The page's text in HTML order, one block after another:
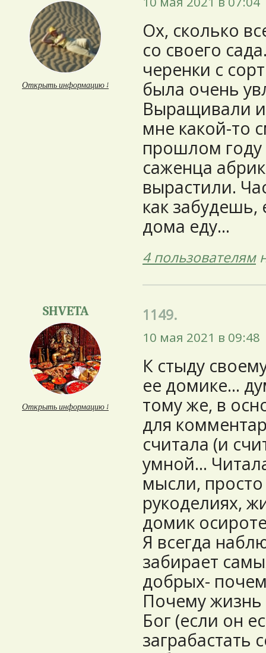
Открыть информацию ↓
Ох, сколько
со своего
черенки с
была очень
Выращивали
мне какой-то
прошлом
саженца
вырастили.
как
дома еду...
4 пользователям
SHVETA
Открыть информацию ↓
1149.
10 мая 2021 в 09:48
К стыду
ее домике...
тому же, в
для
считала (и
умной...
мысли, просто
рукоделиях,
домик
Я всегда
забирает
добрых-
Почему жизнь
Бог (если он
заграбастать